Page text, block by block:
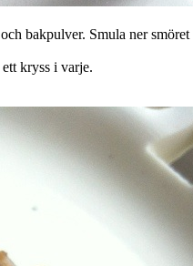
bakpulver. Smula ner
kryss i varje.